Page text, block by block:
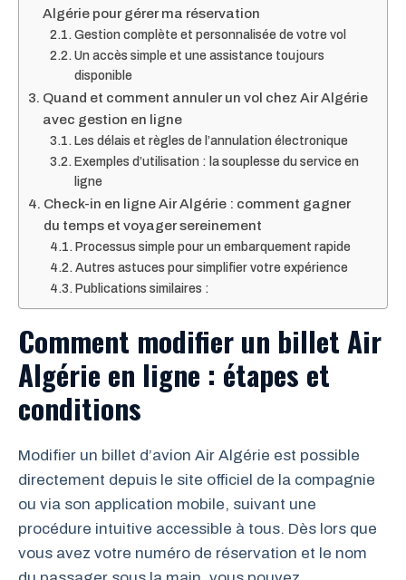
Algérie pour gérer ma réservation
Gestion complète et personnalisée de votre vol
Un accès simple et une assistance toujours
disponible
Quand et comment annuler un vol chez Air Algérie
avec gestion en ligne
Les délais et règles de l’annulation électronique
Exemples d’utilisation : la souplesse du service en
ligne
Check-in en ligne Air Algérie : comment gagner
du temps et voyager sereinement
Processus simple pour un embarquement rapide
Autres astuces pour simplifier votre expérience
Publications similaires :
Comment modifier un billet Air
Algérie en ligne : étapes et
conditions
Modifier un billet d’avion Air Algérie est possible
directement depuis le site officiel de la compagnie
ou via son application mobile, suivant une
procédure intuitive accessible à tous. Dès lors que
vous avez votre numéro de réservation et le nom